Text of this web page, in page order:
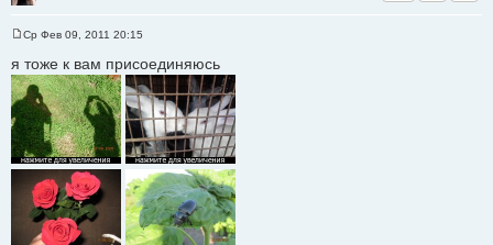
о
б
щ
е
н
и
е
Ср Фев 09, 2011 20:15
я тоже к вам присоединяюсь